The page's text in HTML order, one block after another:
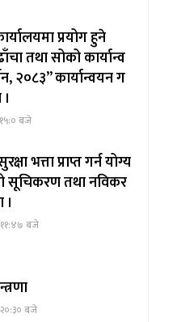
प्रयोग हुने
तथा सोको कार्यान्व
२०८३” कार्यान्वयन ग
बजे
भत्ता प्राप्त गर्न योग्य
सूचिकरण तथा नविकर
११:४७ बजे
बजे